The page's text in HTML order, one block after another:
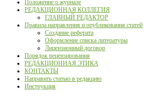
Положение о журнале
РЕДАКЦИОННАЯ КОЛЛЕГИЯ
ГЛАВНЫЙ РЕДАКТОР
Правила направления и опубликования статей
Создание реферата
Оформление списка литературы
Лицензионный договор
Порядок рецензирования
РЕДАКЦИОННАЯ ЭТИКА
КОНТАКТЫ
Направить статью в редакцию
Инструкция